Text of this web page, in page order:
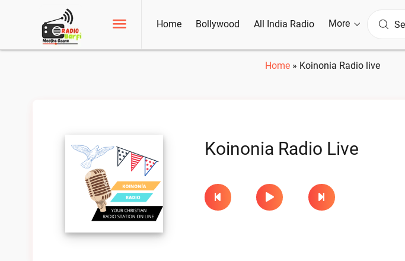
Home Bollywood All India Radio More
Home » Koinonia Radio live
Koinonia Radio Live